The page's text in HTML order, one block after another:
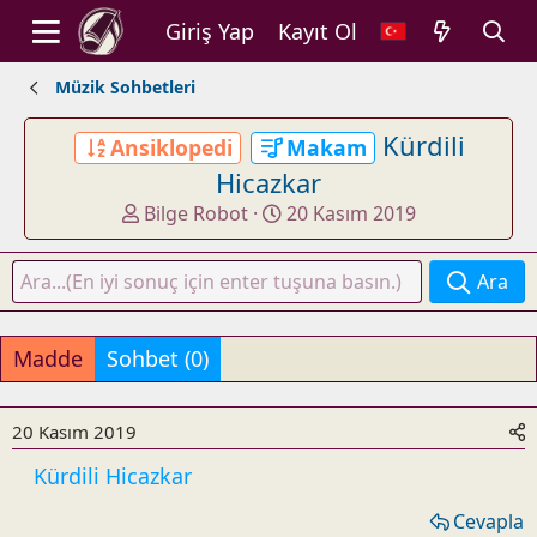
Giriş Yap Kayıt Ol
Müzik Sohbetleri
Ansiklopedi Makam
Kürdili
Hicazkar
K
o
n
u
y
u
b
l
a
Bilge Robot
B
a
ş
l
a
n
t
20 Kasım 2019
Ara
Madde Sohbet (0)
20 Kasım 2019
Kürdili Hicazkar
Cevapla